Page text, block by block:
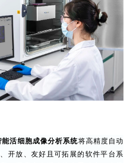
活细胞成像分析系统将高精度自动
开放、友好且可拓展的软件平台系